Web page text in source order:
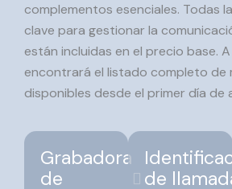
complementos esenciales. Todas
clave para gestionar la
están incluidas en el precio base.
encontrará el listado completo de
disponibles desde el primer día de
Grabadora
de
de